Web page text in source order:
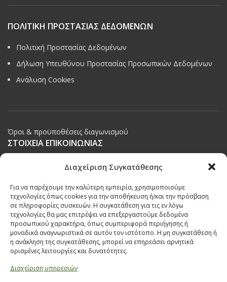
Διαχείριση Συγκατάθεσης
Για να παρέχουμε την καλύτερη εμπειρία, χρησιμοποιούμε
τεχνολογίες όπως cookies για την αποθήκευση ή/και την πρόσβαση
σε πληροφορίες συσκευών. Η συγκατάθεση για τις εν λόγω
τεχνολογίες θα μας επιτρέψει να επεξεργαστούμε δεδομένα
προσωπικού χαρακτήρα, όπως συμπεριφορά περιήγησης ή
μοναδικά αναγνωριστικά σε αυτόν τον ιστότοπο. Η μη συγκατάθεση ή
η ανάκληση της συγκατάθεσης, μπορεί να επηρεάσει αρνητικά
ορισμένες λειτουργίες και δυνατότητες.
Διαχείριση υπηρεσιών
ΠΟΛΙΤΙΚΗ ΠΡΟΣΤΑΣΙΑΣ ΔΕΔΟΜΕΝΩΝ
Πολιτική Προστασίας Δεδομένων
Δήλωση Υπευθύνου Προστασίας Προσωπικών Δεδομένων
Ανάλυση Cookies
Όροι & προϋποθέσεις διαγωνισμού
ΣΤΟΙΧΕΙΑ ΕΠΙΚΟΙΝΩΝΙΑΣ
Παπαναστασίου 209,
Τηλ:231 030 9709,231 035 1630
Email:info@ecobuildings.gr
Email:eshop@ecobuildings.gr
ΟΡΟΙ ΧΡΗΣΗΣ
ΠΟΛΙΤΙΚΗ ΑΠΟΡΡΗΤΟΥ
ΒΡΕΙΤΕ ΜΑΣ ΣΤΟ ΧΑΡΤΗ